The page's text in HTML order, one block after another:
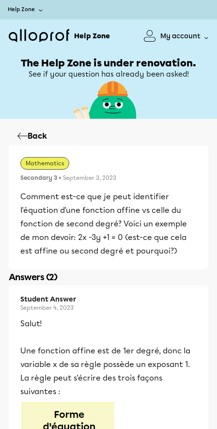
Help Zone
Help Zone My account
The Help Zone is under renovation.
See if your question has already been asked!
Back
Mathematics
Secondary 3 • September 3, 2023
Comment est-ce que je peut identifier
l'équation d'une fonction affine vs celle du
fonction de second degré? Voici un exemple
de mon devoir: 2x -3y +1 = 0 (est-ce que cela
est affine ou second degré et pourquoi?)
Answers (2)
Student Answer
September 4, 2023
Salut!
Une fonction affine est de 1er degré, donc la
variable x de sa règle possède un exposant 1.
La règle peut s'écrire des trois façons
suivantes :